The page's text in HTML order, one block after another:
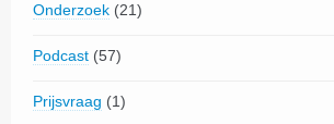
Onderzoek (21)
Podcast (57)
Prijsvraag (1)